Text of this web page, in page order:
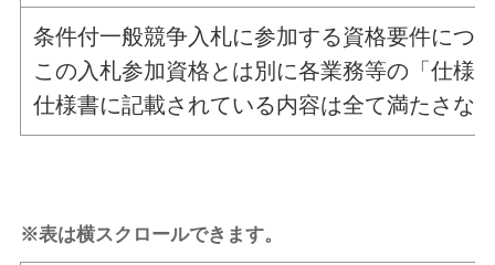
条件付一般競争入札に参加する資格要件につ
この入札参加資格とは別に各業務等の「仕様
仕様書に記載されている内容は全て満たさな
※表は横スクロールできます。